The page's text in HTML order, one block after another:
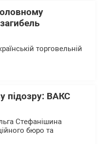
торговельній
підозру: ВАКС
Стефанішина
бюро та